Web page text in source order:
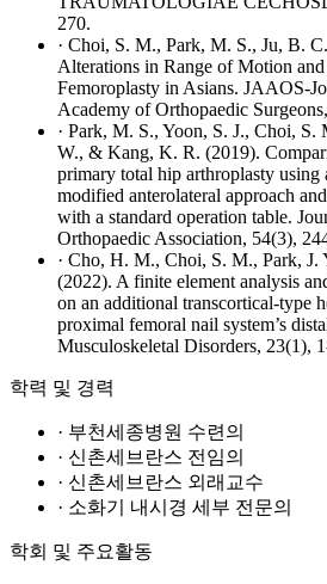
270.
· Choi, S. M., Park, M. S., Ju, B.
Alterations in Range of Motion
Femoroplasty in Asians. JAAOS-
Academy of Orthopaedic
· Park, M. S., Yoon, S. J., Choi,
W., & Kang, K. R. (2019).
primary total hip arthroplasty using
modified anterolateral approach
with a standard operation table.
Orthopaedic Association, 54(3),
· Cho, H. M., Choi, S. M., Park, J.
(2022). A finite element analysis
on an additional transcortical-type
proximal femoral nail system’s
Musculoskeletal Disorders, 23(1),
학력 및 경력
· 부천세종병원 수련의
· 신촌세브란스 전임의
· 신촌세브란스 외래교수
· 소화기 내시경 세부 전문의
학회 및 주요활동